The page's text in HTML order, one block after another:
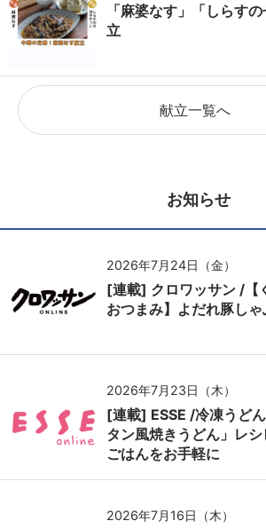
「麻婆なす」「しらす
立
献立一覧へ
お知らせ
2026年7月24日（金）
[連載] クロワッサン /【
おつまみ】よだれ豚し
2026年7月23日（木）
[連載] ESSE /冷凍うど
タン風焼きうどん」レ
ごはんをお手軽に
2026年7月16日（木）